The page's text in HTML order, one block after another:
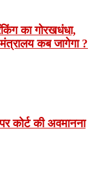
का गोरखधंधा,
मंत्रालय कब जागेगा ?
कोर्ट की अवमानना